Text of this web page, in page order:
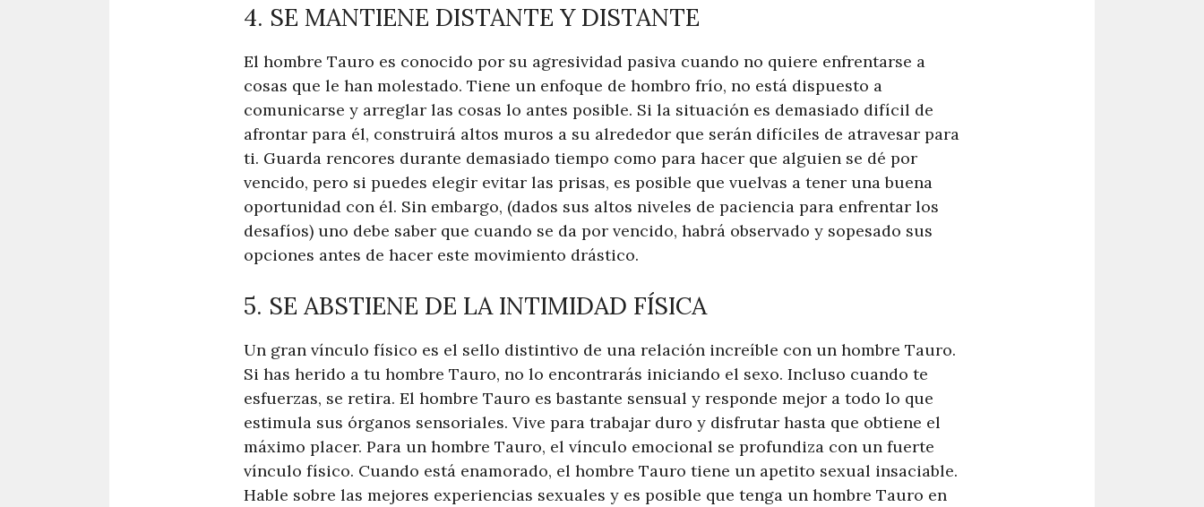
4. SE MANTIENE DISTANTE Y DISTANTE
El hombre Tauro es conocido por su agresividad pasiva cuando no quiere enfrentarse a
cosas que le han molestado. Tiene un enfoque de hombro frío, no está dispuesto a
comunicarse y arreglar las cosas lo antes posible. Si la situación es demasiado difícil de
afrontar para él, construirá altos muros a su alrededor que serán difíciles de atravesar para
ti. Guarda rencores durante demasiado tiempo como para hacer que alguien se dé por
vencido, pero si puedes elegir evitar las prisas, es posible que vuelvas a tener una buena
oportunidad con él. Sin embargo, (dados sus altos niveles de paciencia para enfrentar los
desafíos) uno debe saber que cuando se da por vencido, habrá observado y sopesado sus
opciones antes de hacer este movimiento drástico.
5. SE ABSTIENE DE LA INTIMIDAD FÍSICA
Un gran vínculo físico es el sello distintivo de una relación increíble con un hombre Tauro.
Si has herido a tu hombre Tauro, no lo encontrarás iniciando el sexo. Incluso cuando te
esfuerzas, se retira. El hombre Tauro es bastante sensual y responde mejor a todo lo que
estimula sus órganos sensoriales. Vive para trabajar duro y disfrutar hasta que obtiene el
máximo placer. Para un hombre Tauro, el vínculo emocional se profundiza con un fuerte
vínculo físico. Cuando está enamorado, el hombre Tauro tiene un apetito sexual insaciable.
Hable sobre las mejores experiencias sexuales y es posible que tenga un hombre Tauro en